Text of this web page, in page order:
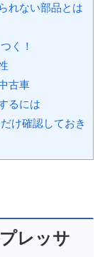
れない部品とは
く！
古車
るには
け確認しておき
レッサ